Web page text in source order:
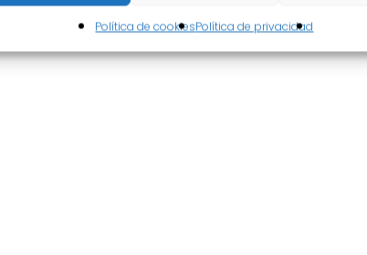
Política de cookiesPolítica de privacidad